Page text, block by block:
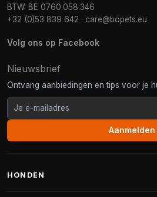
BTW: BE 0760.058.346
+32 (0)53 839 642 · care@bopets.eu
Volg ons op Facebook
Nieuwsbrief
Ontvang aanbiedingen en tips voor je
Aanmelden
HONDEN